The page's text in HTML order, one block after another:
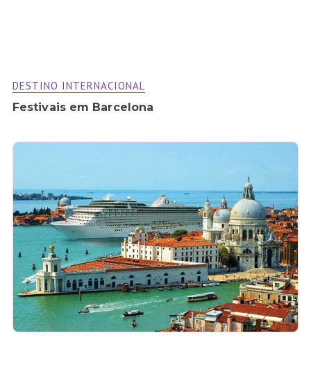
DESTINO INTERNACIONAL
Festivais em Barcelona